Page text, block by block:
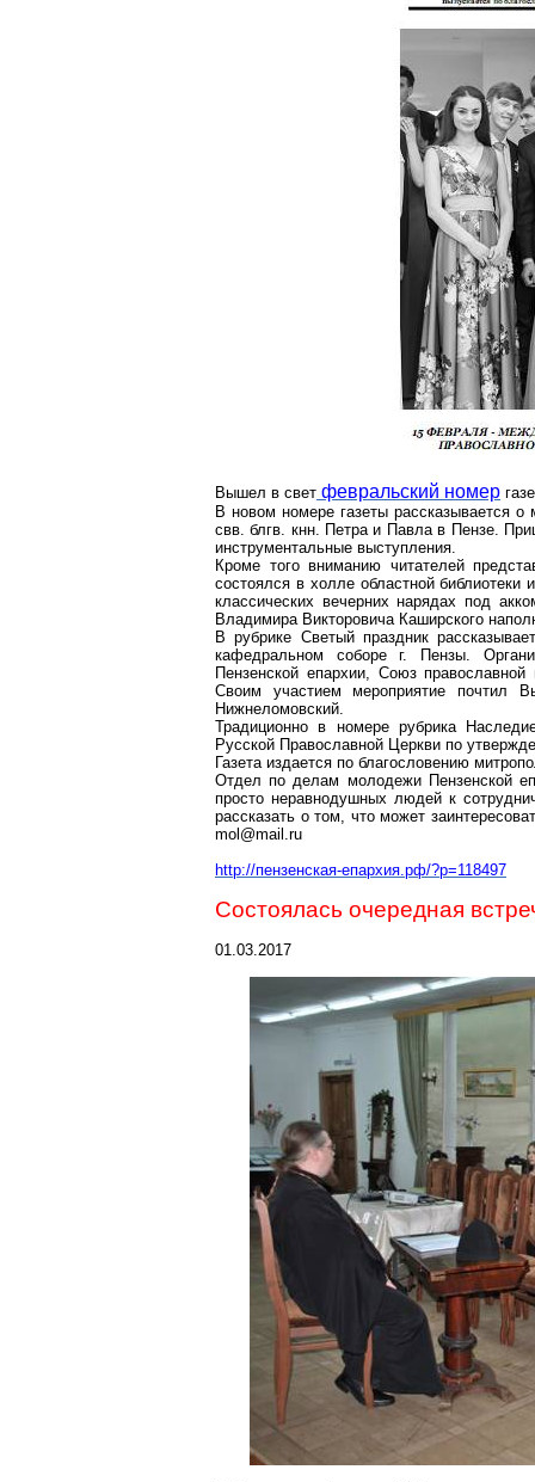
Вышел в свет февральский номер
В новом номере газеты рассказывается
свв.блгв. кнн. Петра и Павла в Пензе.
инструментальные выступления.
Кроме того вниманию читателей
состоялся в холле областной
классических вечерних нарядах под
Владимира Викторовича Каширского
В рубрике Светыйпраздник
кафедральном соборег. Пензы.
Пензенской епархии, Союз
Своим участием мероприятие почтил
Нижнеломовский.
Традиционно в номере рубрика
Русской Православной Церкви по
Газета издается по благословению
Отдел по делам молодежи Пензенской
просто неравнодушных людей к
рассказать о том, что может
mol@mail.ru
http://пензенская-епархия.рф/?p=118497
Состоялась очередная
01.03.2017